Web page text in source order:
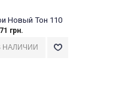
Новый Тон 110
грн.